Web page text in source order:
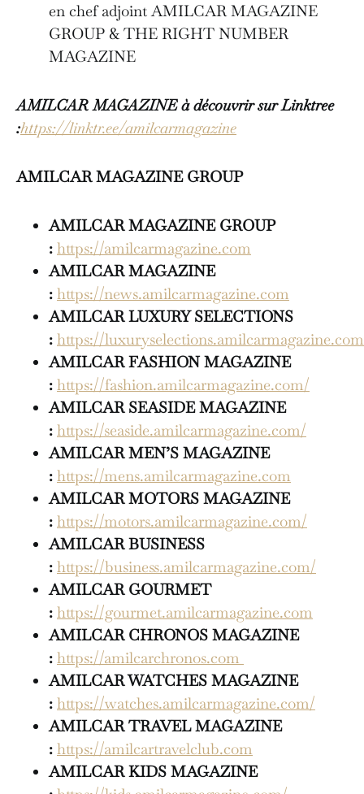
en chef adjoint AMILCAR MAGAZINE
GROUP & THE RIGHT NUMBER
MAGAZINE
AMILCAR MAGAZINE à découvrir sur Linktree
:https://linktr.ee/amilcarmagazine
AMILCAR MAGAZINE GROUP
AMILCAR MAGAZINE GROUP
: https://amilcarmagazine.com
AMILCAR MAGAZINE
: https://news.amilcarmagazine.com
AMILCAR LUXURY SELECTIONS
: https://
AMILCAR FASHION MAGAZINE
: https://fashion.amilcarmagazine.com/
AMILCAR SEASIDE MAGAZINE
: https://seaside.amilcarmagazine.com/
AMILCAR MEN’S MAGAZINE
: https://mens.amilcarmagazine.com
AMILCAR MOTORS MAGAZINE
: https://motors.amilcarmagazine.com/
AMILCAR BUSINESS
: https://business.amilcarmagazine.com/
AMILCAR GOURMET
: https://gourmet.amilcarmagazine.com
AMILCAR CHRONOS MAGAZINE
: https://amilcarchronos.com
AMILCAR WATCHES MAGAZINE
: https://watches.amilcarmagazine.com/
AMILCAR TRAVEL MAGAZINE
: https://amilcartravelclub.com
AMILCAR KIDS MAGAZINE